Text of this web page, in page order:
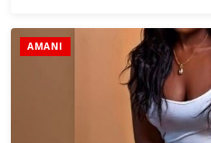
AMANI